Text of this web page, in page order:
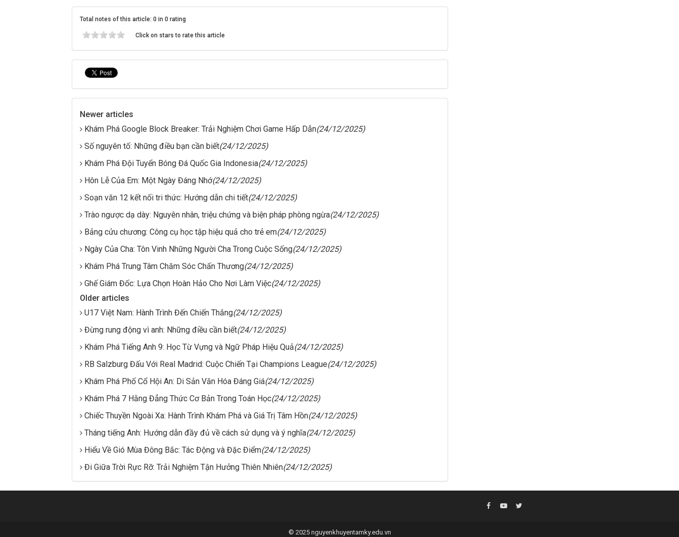
Total notes of this article: 0 in 0 rating
Click on stars to rate this article
Newer articles
Khám Phá Google Block Breaker: Trải Nghiệm Chơi Game Hấp Dẫn(24/12/2025)
Số nguyên tố: Những điều bạn cần biết(24/12/2025)
Khám Phá Đội Tuyển Bóng Đá Quốc Gia Indonesia(24/12/2025)
Hôn Lễ Của Em: Một Ngày Đáng Nhớ(24/12/2025)
Soạn văn 12 kết nối tri thức: Hướng dẫn chi tiết(24/12/2025)
Trào ngược dạ dày: Nguyên nhân, triệu chứng và biện pháp phòng ngừa(24/12/2025)
Bảng cửu chương: Công cụ học tập hiệu quả cho trẻ em(24/12/2025)
Ngày Của Cha: Tôn Vinh Những Người Cha Trong Cuộc Sống(24/12/2025)
Khám Phá Trung Tâm Chăm Sóc Chấn Thương(24/12/2025)
Ghế Giám Đốc: Lựa Chọn Hoàn Hảo Cho Nơi Làm Việc(24/12/2025)
Older articles
U17 Việt Nam: Hành Trình Đến Chiến Thắng(24/12/2025)
Đừng rung động vì anh: Những điều cần biết(24/12/2025)
Khám Phá Tiếng Anh 9: Học Từ Vựng và Ngữ Pháp Hiệu Quả(24/12/2025)
RB Salzburg Đấu Với Real Madrid: Cuộc Chiến Tại Champions League(24/12/2025)
Khám Phá Phố Cổ Hội An: Di Sản Văn Hóa Đáng Giá(24/12/2025)
Khám Phá 7 Hằng Đẳng Thức Cơ Bản Trong Toán Học(24/12/2025)
Chiếc Thuyền Ngoài Xa: Hành Trình Khám Phá và Giá Trị Tâm Hồn(24/12/2025)
Tháng tiếng Anh: Hướng dẫn đầy đủ về cách sử dụng và ý nghĩa(24/12/2025)
Hiểu Về Gió Mùa Đông Bắc: Tác Động và Đặc Điểm(24/12/2025)
Đi Giữa Trời Rực Rỡ: Trải Nghiệm Tận Hưởng Thiên Nhiên(24/12/2025)
© 2025 nguyenkhuyentamky.edu.vn